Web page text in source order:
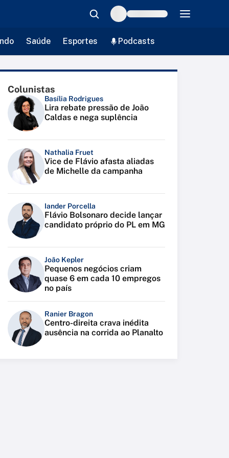
Saúde Esportes Podcasts
Colunistas
Basília Rodrigues
Lira rebate pressão de João
Caldas e nega suplência
Nathalia Fruet
Vice de Flávio afasta aliadas
de Michelle da campanha
Iander Porcella
Flávio Bolsonaro decide lançar
candidato próprio do PL em MG
João Kepler
Pequenos negócios criam
quase 6 em cada 10 empregos
no país
Ranier Bragon
Centro-direita crava inédita
ausência na corrida ao Planalto